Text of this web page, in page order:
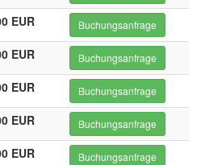
EUR Buchungsanfrage
EUR Buchungsanfrage
EUR Buchungsanfrage
EUR Buchungsanfrage
EUR Buchungsanfrage